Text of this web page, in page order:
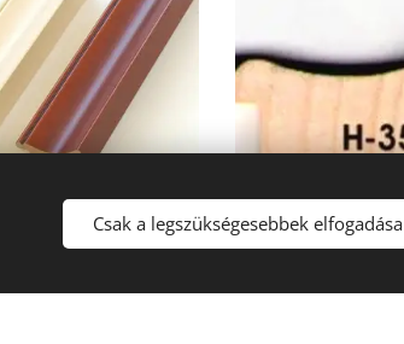
Csak a legszükségesebbek elfogadása